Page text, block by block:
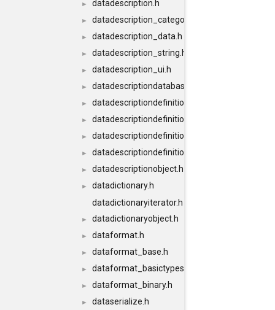
► datadescription.h
► datadescription_category.h
► datadescription_data.h
► datadescription_string.h
► datadescription_ui.h
► datadescriptiondatabase.h
► datadescriptiondefinition.h
► datadescriptiondefinition_conversion.h
► datadescriptiondefinitiondatabase.h
► datadescriptiondefinitiondatabaseimpl.h
► datadescriptionobject.h
►
datadictionary.h
datadictionaryiterator.h
► datadictionaryobject.h
► dataformat.h
► dataformat_base.h
► dataformat_basictypes.h
► dataformat_binary.h
► dataserialize.h